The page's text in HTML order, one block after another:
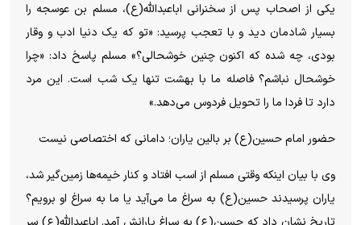
یکی از اصحاب پس از سخنرانی اباعبدالله(ع)، مسلم بن عوسجه را
بسیار شادمان دید و با تعجب پرسید: «تو که یک دنیا ادب و وقار
بودی، چه شده که اکنون چنین خوشحالی؟» مسلم پاسخ داد: «چرا
خوشحال نباشم؟ فاصله ما با بهشت تنها یک شب است. این مرد
دارد تا فردا ما را تحویل فردوس می‌دهد.»
حضور امام حسین(ع) بر بالین یاران؛ دامانی که اختصاصی نیست
وی با بیان اینکه وقتی مسلم از اسب افتاد و کنار خیمه‌ها زمین‌گیر شد،
یاران پرسیدند حسین(ع) به سراغ ما می‌آید یا ما به سراغ او برویم؟